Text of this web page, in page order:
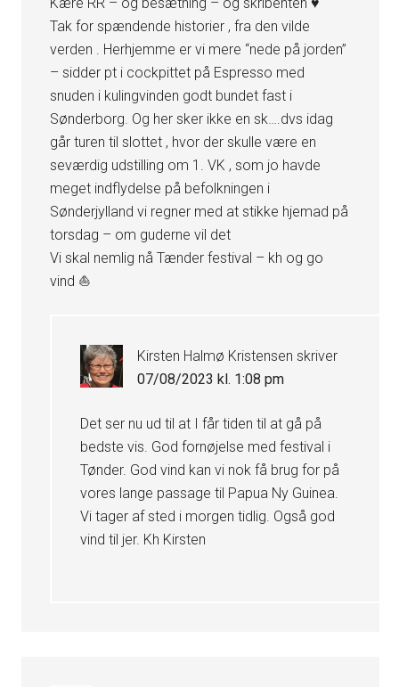
Tak for spændende historier , fra den vilde
verden . Herhjemme er vi mere “nede på jorden”
– sidder pt i cockpittet på Espresso med
snuden i kulingvinden godt bundet fast i
Sønderborg. Og her sker ikke en sk….dvs idag
går turen til slottet , hvor der skulle være en
seværdig udstilling om 1. VK , som jo havde
meget indflydelse på befolkningen i
Sønderjylland vi regner med at stikke hjemad på
torsdag – om guderne vil det
Vi skal nemlig nå Tænder festival – kh og go
vind ⛵
Kirsten Halmø Kristensen skriver
07/08/2023 kl. 1:08 pm
Det ser nu ud til at I får tiden til at gå på
bedste vis. God fornøjelse med festival i
Tønder. God vind kan vi nok få brug for på
vores lange passage til Papua Ny Guinea.
Vi tager af sted i morgen tidlig. Også god
vind til jer. Kh Kirsten